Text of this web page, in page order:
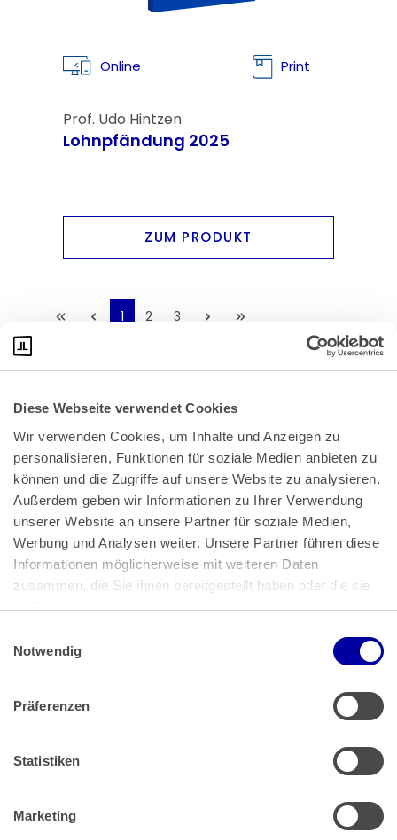
Diese Webseite verwendet Cookies
Wir verwenden Cookies, um Inhalte und Anzeigen zu
personalisieren, Funktionen für soziale Medien anbieten zu
können und die Zugriffe auf unsere Website zu analysieren.
Außerdem geben wir Informationen zu Ihrer Verwendung
unserer Website an unsere Partner für soziale Medien,
Werbung und Analysen weiter. Unsere Partner führen diese
Informationen möglicherweise mit weiteren Daten
zusammen, die Sie ihnen bereitgestellt haben oder die sie
im Rahmen Ihrer Nutzung der Dienste gesammelt haben.
Impressum
Notwendig
Präferenzen
Statistiken
Marketing
Online Print
Prof. Udo Hintzen
Lohnpfändung 2025
ZUM PRODUKT
1 2 3
Bundeskanzlerplatz 2
53113 Bonn
Pressemitteilungen|AGB
Impressum|Datenschutz
Muster Widerrufsformular (PDF)
Barrierefreiheit